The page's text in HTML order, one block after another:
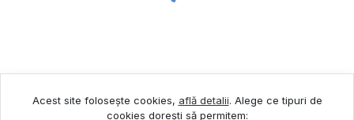
Acest site folosește cookies, află detalii. Alege ce tipuri de
cookies dorești să permitem: